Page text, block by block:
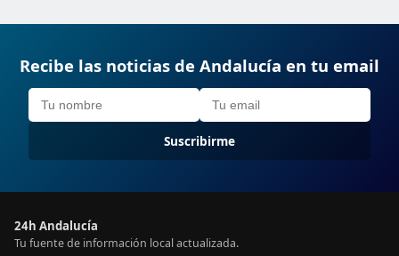
Recibe las noticias de Andalucía en tu email
Suscribirme
24h Andalucía
Tu fuente de información local actualizada.